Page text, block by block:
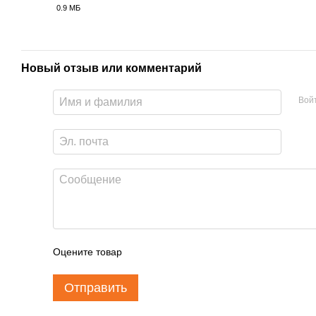
0.9 МБ
Новый отзыв или комментарий
Оцените товар
Отправить